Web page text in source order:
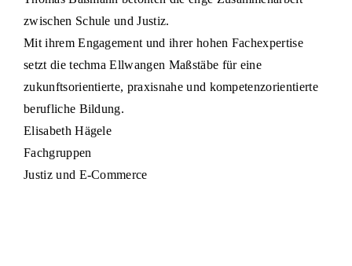
zwischen Schule und Justiz.
Mit ihrem Engagement und ihrer hohen Fachexpertise
setzt die techma Ellwangen Maßstäbe für eine
zukunftsorientierte, praxisnahe und kompetenzorientierte
berufliche Bildung.
Elisabeth Hägele
Fachgruppen
Justiz und E-Commerce